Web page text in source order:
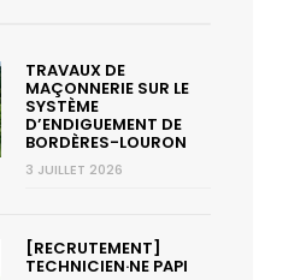
TRAVAUX DE
MAÇONNERIE SUR LE
SYSTÈME
D’ENDIGUEMENT DE
BORDÈRES-LOURON
3 JUILLET 2026
[RECRUTEMENT]
TECHNICIEN·NE PAPI